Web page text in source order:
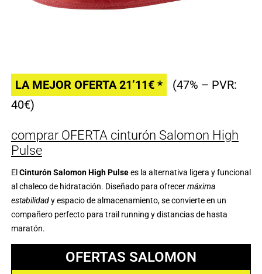
LA MEJOR OFERTA 21’11€ *
(47% – PVR:
40€)
comprar OFERTA cinturón Salomon High
Pulse
El Cinturón Salomon High Pulsees la alternativa ligera y funcional
al chaleco de hidratación. Diseñado para ofrecermáxima
estabilidady espacio de almacenamiento, se convierte en un
compañero perfecto para trail running y distancias de hasta
maratón.
OFERTAS SALOMON